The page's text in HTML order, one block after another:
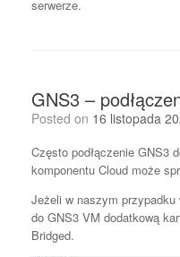
serwerze.
GNS3 –
Posted on 16 listopada
Często podłączenie GNS3
komponentu Cloud może
Jeżeli w naszym
do GNS3 VM dodatkową
Bridged.